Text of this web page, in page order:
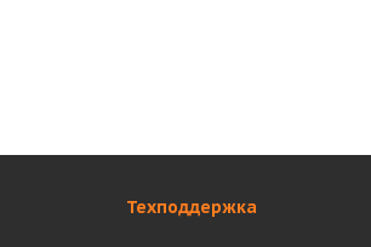
Техподдержка